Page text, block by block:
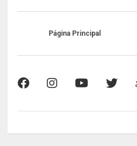
Página Principal